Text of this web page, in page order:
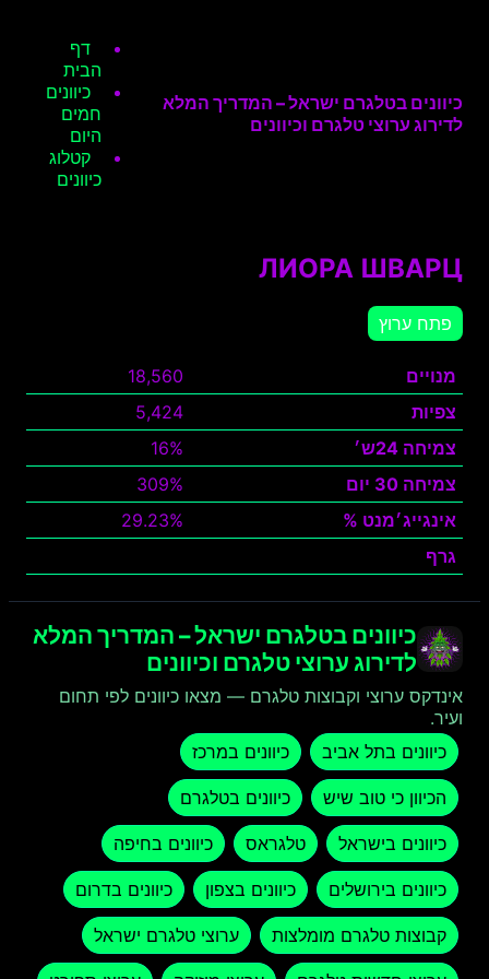
כיוונים בטלגרם ישראל – המדריך המלא
לדירוג ערוצי טלגרם וכיוונים
דף
הבית
כיוונים
חמים
היום
קטלוג
כיוונים
ЛИОРА ШВАРЦ
פתח ערוץ
מנויים
18,560
צפיות
5,424
צמיחה 24ש׳
16%
צמיחה 30 יום
309%
אינגייג׳מנט %
29.23%
גרף
כיוונים בטלגרם ישראל – המדריך המלא
לדירוג ערוצי טלגרם וכיוונים
אינדקס ערוצי וקבוצות טלגרם — מצאו כיוונים לפי תחום
ועיר.
כיוונים בתל אביב
כיוונים במרכז
הכיוון כי טוב שיש כיוונים בטלגרם
כיוונים בישראל טלגראס כיוונים בחיפה
כיוונים בירושלים כיוונים בצפון כיוונים בדרום
קבוצות טלגרם מומלצות ערוצי טלגרם ישראל